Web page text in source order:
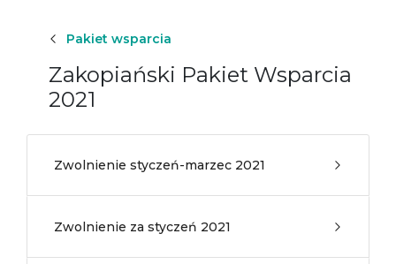
Pakiet wsparcia
Zakopiański Pakiet Wsparcia
2021
Zwolnienie styczeń-marzec 2021
Zwolnienie za styczeń 2021